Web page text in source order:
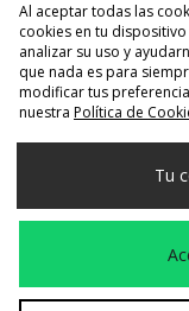
Al aceptar todas las
cookies en tu
analizar su uso y
que nada es para
modificar tus
nuestra Política de
Tu